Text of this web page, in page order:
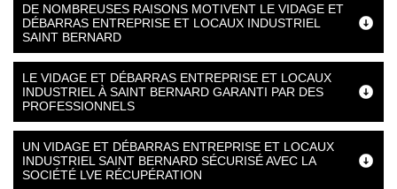
DE NOMBREUSES RAISONS MOTIVENT LE VIDAGE ET
DÉBARRAS ENTREPRISE ET LOCAUX INDUSTRIEL
SAINT BERNARD
LE VIDAGE ET DÉBARRAS ENTREPRISE ET LOCAUX
INDUSTRIEL À SAINT BERNARD GARANTI PAR DES
PROFESSIONNELS
UN VIDAGE ET DÉBARRAS ENTREPRISE ET LOCAUX
INDUSTRIEL SAINT BERNARD SÉCURISÉ AVEC LA
SOCIÉTÉ LVE RÉCUPÉRATION